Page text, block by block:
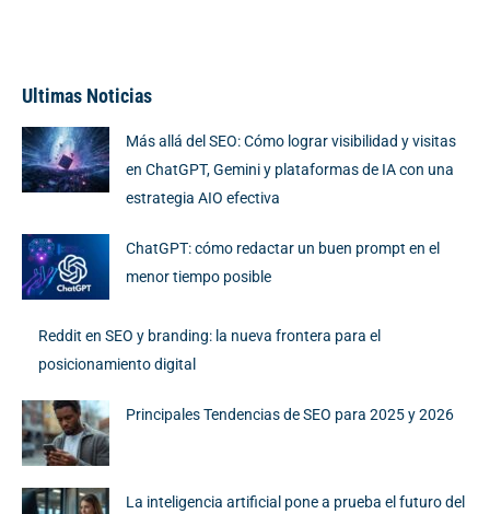
Ultimas Noticias
Más allá del SEO: Cómo lograr visibilidad y visitas
en ChatGPT, Gemini y plataformas de IA con una
estrategia AIO efectiva
ChatGPT: cómo redactar un buen prompt en el
menor tiempo posible
Reddit en SEO y branding: la nueva frontera para el
posicionamiento digital
Principales Tendencias de SEO para 2025 y 2026
La inteligencia artificial pone a prueba el futuro del